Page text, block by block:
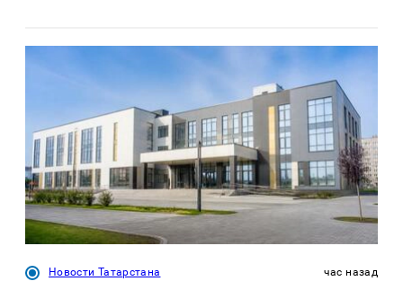
Новости Татарстана час назад